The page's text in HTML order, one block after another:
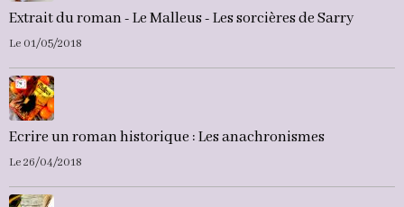
Extrait du roman - Le Malleus - Les sorcières de Sarry
Le 01/05/2018
Ecrire un roman historique : Les anachronismes
Le 26/04/2018